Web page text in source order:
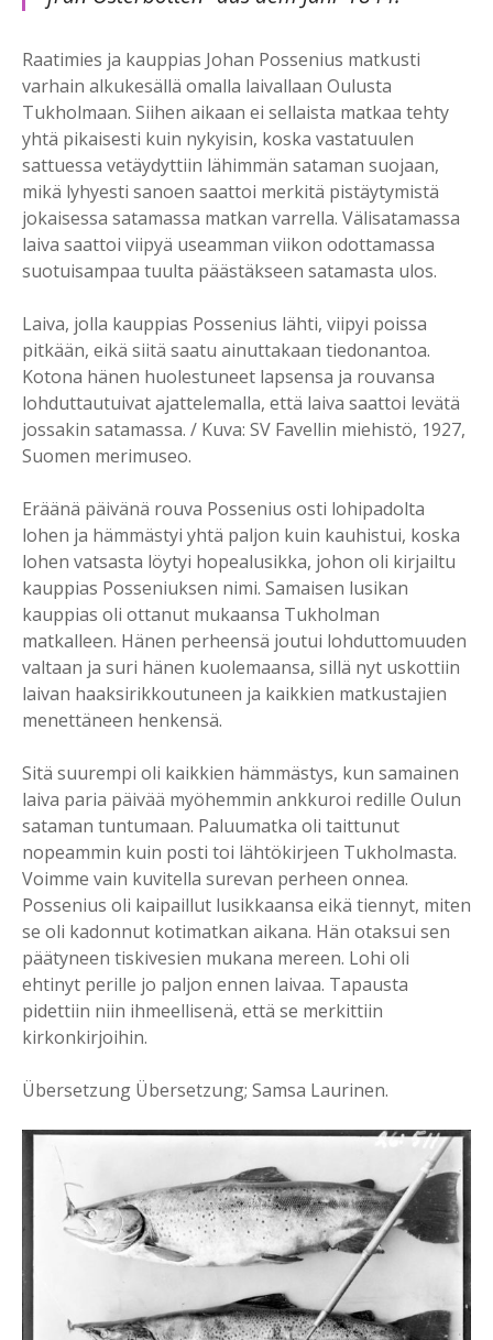
Raatimies ja kauppias Johan Possenius matkusti
varhain alkukesällä omalla laivallaan Oulusta
Tukholmaan. Siihen aikaan ei sellaista matkaa tehty
yhtä pikaisesti kuin nykyisin, koska vastatuulen
sattuessa vetäydyttiin lähimmän sataman suojaan,
mikä lyhyesti sanoen saattoi merkitä pistäytymistä
jokaisessa satamassa matkan varrella. Välisatamassa
laiva saattoi viipyä useamman viikon odottamassa
suotuisampaa tuulta päästäkseen satamasta ulos.
Laiva, jolla kauppias Possenius lähti, viipyi poissa
pitkään, eikä siitä saatu ainuttakaan tiedonantoa.
Kotona hänen huolestuneet lapsensa ja rouvansa
lohduttautuivat ajattelemalla, että laiva saattoi levätä
jossakin satamassa. / Kuva: SV Favellin miehistö, 1927,
Suomen merimuseo.
Eräänä päivänä rouva Possenius osti lohipadolta
lohen ja hämmästyi yhtä paljon kuin kauhistui, koska
lohen vatsasta löytyi hopealusikka, johon oli kirjailtu
kauppias Posseniuksen nimi. Samaisen lusikan
kauppias oli ottanut mukaansa Tukholman
matkalleen. Hänen perheensä joutui lohduttomuuden
valtaan ja suri hänen kuolemaansa, sillä nyt uskottiin
laivan haaksirikkoutuneen ja kaikkien matkustajien
menettäneen henkensä.
Sitä suurempi oli kaikkien hämmästys, kun samainen
laiva paria päivää myöhemmin ankkuroi redille Oulun
sataman tuntumaan. Paluumatka oli taittunut
nopeammin kuin posti toi lähtökirjeen Tukholmasta.
Voimme vain kuvitella surevan perheen onnea.
Possenius oli kaipaillut lusikkaansa eikä tiennyt, miten
se oli kadonnut kotimatkan aikana. Hän otaksui sen
päätyneen tiskivesien mukana mereen. Lohi oli
ehtinyt perille jo paljon ennen laivaa. Tapausta
pidettiin niin ihmeellisenä, että se merkittiin
kirkonkirjoihin.
Übersetzung Übersetzung; Samsa Laurinen.